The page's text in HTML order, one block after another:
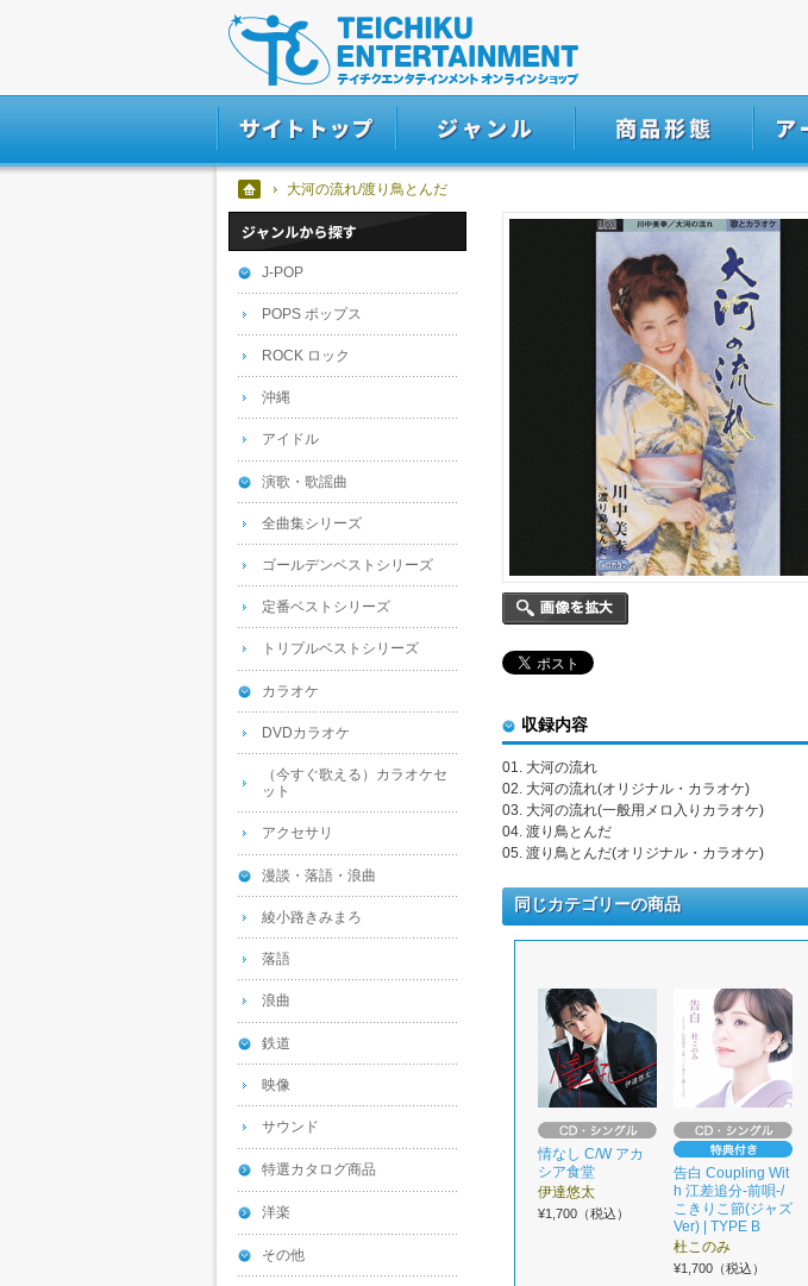
大河の流れ/渡り鳥とんだ
収録内容
01. 大河の流れ
02. 大河の流れ(オリジナル・カラオケ)
03. 大河の流れ(一般用メロ入りカラオケ)
04. 渡り鳥とんだ
05. 渡り鳥とんだ(オリジナル・カラオケ)
同じカテゴリーの商品
情なし C/W アカ
シア食堂
伊達悠太
¥1,700（税込）
告白 Coupling Wit
h 江差追分-前唄-/
こきりこ節(ジャズ
Ver) | TYPE B
杜このみ
¥1,700（税込）
J-POP
POPS ポップス
ROCK ロック
沖縄
アイドル
演歌・歌謡曲
全曲集シリーズ
ゴールデンベストシリーズ
定番ベストシリーズ
トリプルベストシリーズ
カラオケ
DVDカラオケ
（今すぐ歌える）カラオケセ
ット
アクセサリ
漫談・落語・浪曲
綾小路きみまろ
落語
浪曲
鉄道
映像
サウンド
特選カタログ商品
洋楽
その他